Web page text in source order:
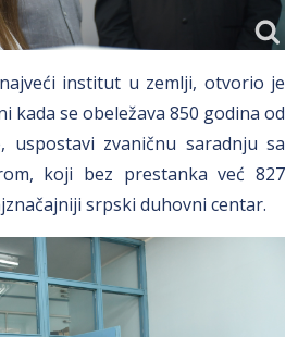
institut u zemlji, otvorio je
kada se obeležava 850 godina od
uspostavi zvaničnu saradnju sa
koji bez prestanka već 827
srpski duhovni centar.